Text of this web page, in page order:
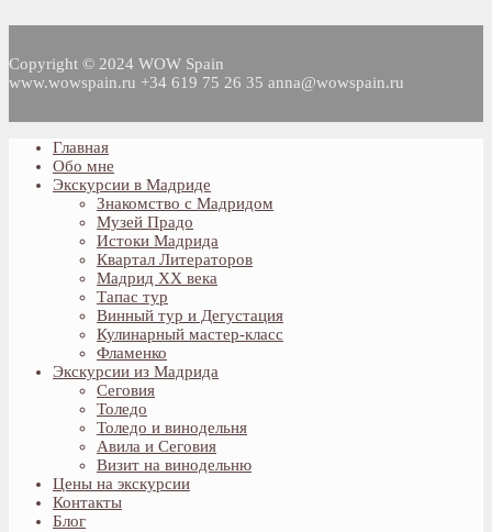
Copyright © 2024 WOW Spain
www.wowspain.ru +34 619 75 26 35 anna@wowspain.ru
Главная
Обо мне
Экскурсии в Мадриде
Знакомство с Мадридом
Музей Прадо
Истоки Мадрида
Квартал Литераторов
Мадрид XX века
Тапас тур
Винный тур и Дегустация
Кулинарный мастер-класс
Фламенко
Экскурсии из Мадрида
Сеговия
Толедо
Толедо и винодельня
Авила и Сеговия
Визит на винодельню
Цены на экскурсии
Контакты
Блог